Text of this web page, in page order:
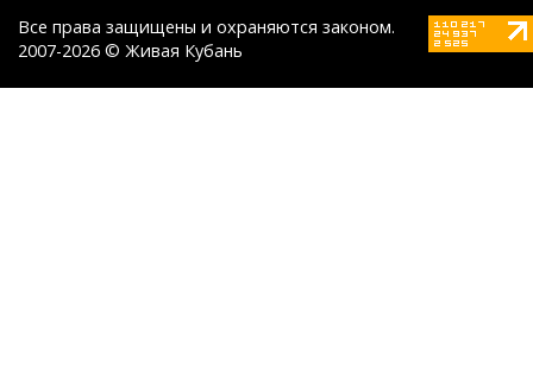
Все права защищены и охраняются законом.
2007-2026 © Живая Кубань